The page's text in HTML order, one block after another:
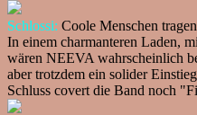
Schlossi: Coole Menschen
In einem charmanteren Laden,
wären NEEVA wahrscheinlich
aber trotzdem ein solider
Schluss covert die Band noch